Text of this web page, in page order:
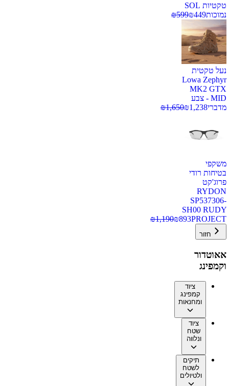
טקטיות SOL
נמוכות
₪449
₪599
נעל טקטית
Lowa Zephyr
MK2 GTX
MID - צבע
מדברי
₪1,238
₪1,650
משקפי
בטיחות רודי
פרוג'קט
RYDON
SP537306-
SH00 RUDY
PROJECT
₪893
₪1,190
חזור
אאוטדור
וקמפינג
ציוד
קמפינג
ומחנאות
ציוד
שטח
ונלווה
תיקים
לשטח
ולטיולים